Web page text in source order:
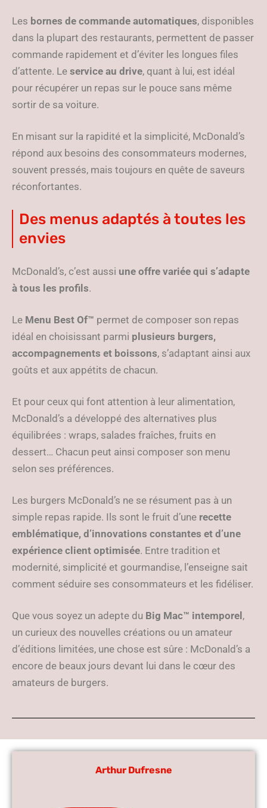
Les bornes de commande automatiques, disponibles
dans la plupart des restaurants, permettent de passer
commande rapidement et d’éviter les longues files
d’attente. Le service au drive, quant à lui, est idéal
pour récupérer un repas sur le pouce sans même
sortir de sa voiture.
En misant sur la rapidité et la simplicité, McDonald’s
répond aux besoins des consommateurs modernes,
souvent pressés, mais toujours en quête de saveurs
réconfortantes.
Des menus adaptés à toutes les
envies
McDonald’s, c’est aussi une offre variée qui s’adapte
à tous les profils.
Le Menu Best Of™ permet de composer son repas
idéal en choisissant parmi plusieurs burgers,
accompagnements et boissons, s’adaptant ainsi aux
goûts et aux appétits de chacun.
Et pour ceux qui font attention à leur alimentation,
McDonald’s a développé des alternatives plus
équilibrées : wraps, salades fraîches, fruits en
dessert… Chacun peut ainsi composer son menu
selon ses préférences.
Les burgers McDonald’s ne se résument pas à un
simple repas rapide. Ils sont le fruit d’une recette
emblématique, d’innovations constantes et d’une
expérience client optimisée. Entre tradition et
modernité, simplicité et gourmandise, l’enseigne sait
comment séduire ses consommateurs et les fidéliser.
Que vous soyez un adepte du Big Mac™ intemporel ,
un curieux des nouvelles créations ou un amateur
d’éditions limitées, une chose est sûre : McDonald’s a
encore de beaux jours devant lui dans le cœur des
amateurs de burgers.
Arthur Dufresne